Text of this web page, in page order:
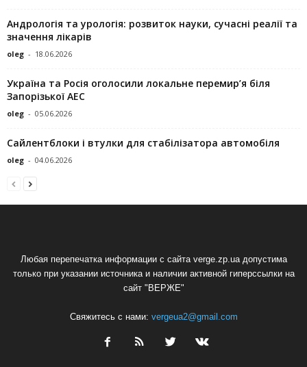
Андрологія та урологія: розвиток науки, сучасні реалії та
значення лікарів
oleg - 18.06.2026
Україна та Росія оголосили локальне перемир’я біля
Запорізької АЕС
oleg - 05.06.2026
Сайлентблоки і втулки для стабілізатора автомобіля
oleg - 04.06.2026
Любая перепечатка информации с сайта verge.zp.ua допустима
только при указании источника и наличии активной гиперссылки на
сайт "ВЕРЖЕ"
Свяжитесь с нами: vergeua2@gmail.com